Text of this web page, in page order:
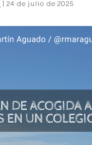
| 24 de julio de 2025